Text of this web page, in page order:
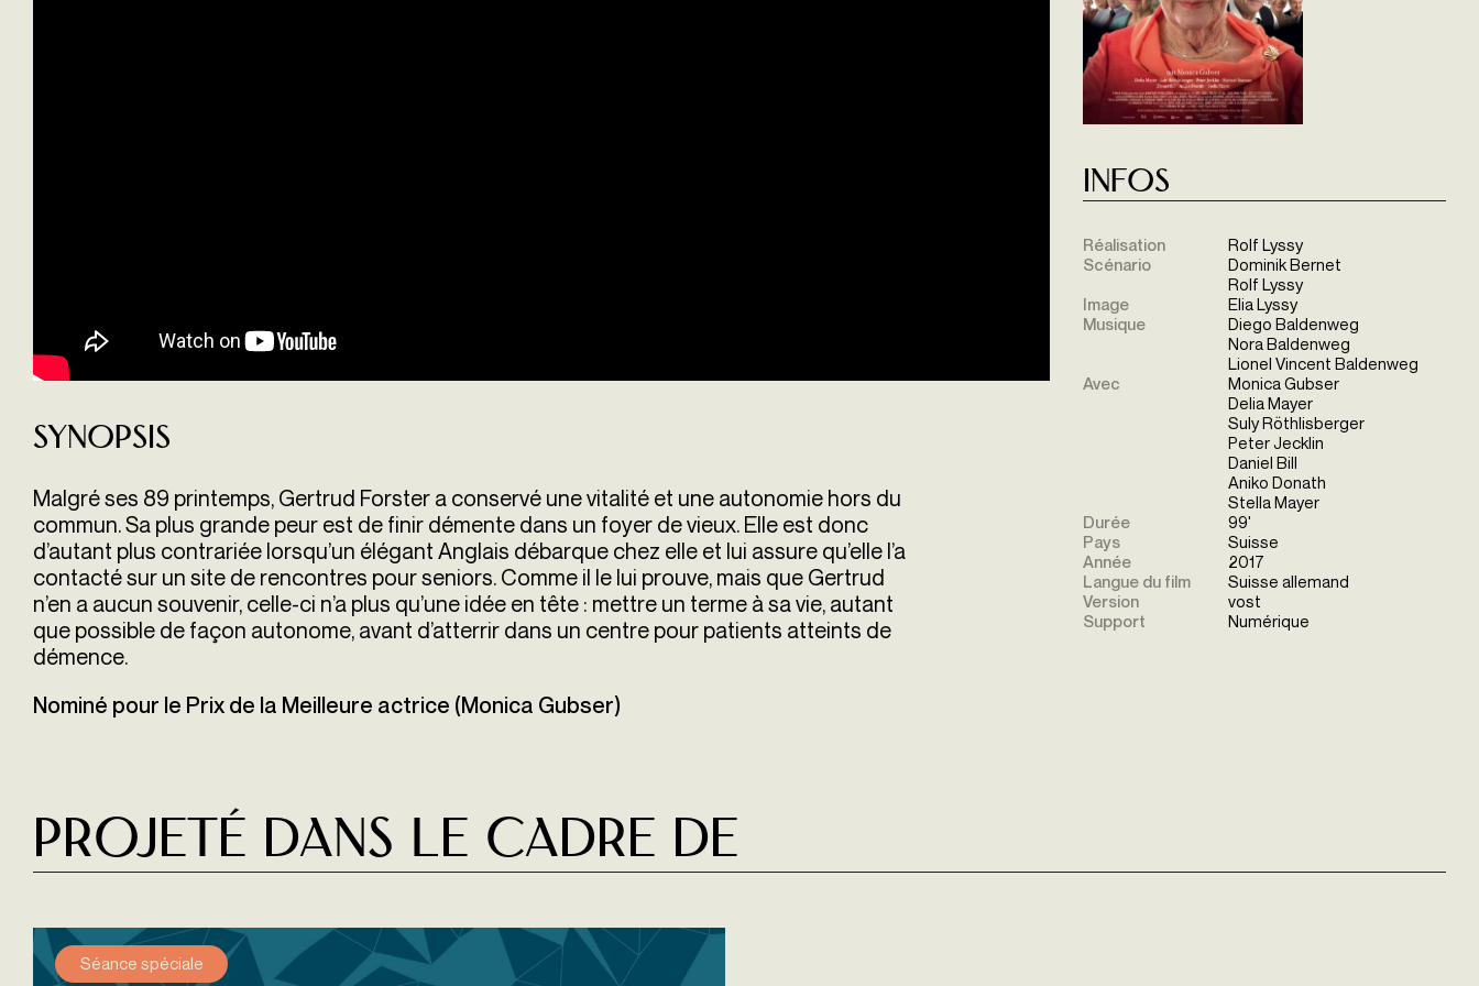
Synopsis
Malgré ses 89 printemps, Gertrud Forster a conservé une vitalité et une autonomie hors du
commun. Sa plus grande peur est de finir démente dans un foyer de vieux. Elle est donc
d’autant plus contrariée lorsqu’un élégant Anglais débarque chez elle et lui assure qu’elle l’a
contacté sur un site de rencontres pour seniors. Comme il le lui prouve, mais que Gertrud
n’en a aucun souvenir, celle-ci n’a plus qu’une idée en tête : mettre un terme à sa vie, autant
que possible de façon autonome, avant d’atterrir dans un centre pour patients atteints de
démence.
Nominé pour le Prix de la Meilleure actrice (Monica Gubser)
Infos
Réalisation
Rolf Lyssy
Scénario
Dominik Bernet
Rolf Lyssy
Image
Elia Lyssy
Musique
Diego Baldenweg
Nora Baldenweg
Lionel Vincent Baldenweg
Avec
Monica Gubser
Delia Mayer
Suly Röthlisberger
Peter Jecklin
Daniel Bill
Aniko Donath
Stella Mayer
Durée
99'
Pays
Suisse
Année
2017
Langue du film
Suisse allemand
Version
vost
Support
Numérique
Projeté dans le cadre de
Séance spéciale